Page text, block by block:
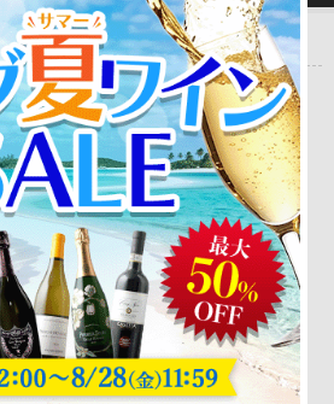
フランス ＞ボルドーワイン ＞
サン・テミリ
エ
います。（全1件）